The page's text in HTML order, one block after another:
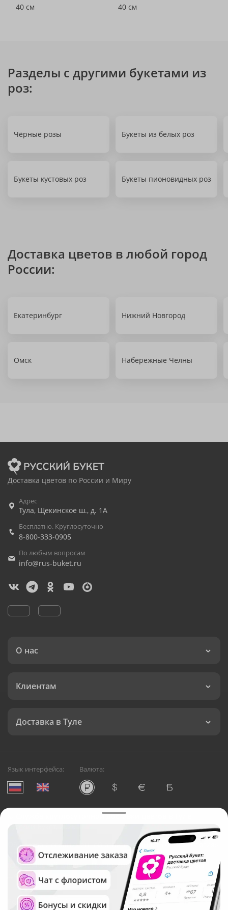
40 см
40 см
Разделы с другими букетами из
роз:
Чёрные розы Букеты из белых роз
Букеты кустовых роз Букеты пионовидных роз
Доставка цветов в любой город
России:
Екатеринбург Нижний Новгород
Омск Набережные Челны
Доставка цветов по России и Миру
Адрес
Тула, Щекинское ш., д. 1А
Бесплатно. Круглосуточно
8-800-333-0905
По любым вопросам
info@rus-buket.ru
О нас
Клиентам
Доставка в Туле
Язык интерфейса: Валюта:
Служба круглосуточной доставки цветов в Туле
Русский Букет, 2026
Общество с ограниченной ответственностью «Технология»
ОГРН: 1195476081745, ИНН: 5410081997
Юридический адрес: г. Новосибирск, ул. Ипподромская,
д.42, оф. 3
Рейтинг Русского букета